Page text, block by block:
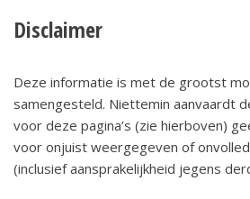
Disclaimer
Deze informatie is met de grootst
samengesteld. Niettemin aanvaardt
voor deze pagina’s (zie hierboven)
voor onjuist weergegeven of
(inclusief aansprakelijkheid jegens